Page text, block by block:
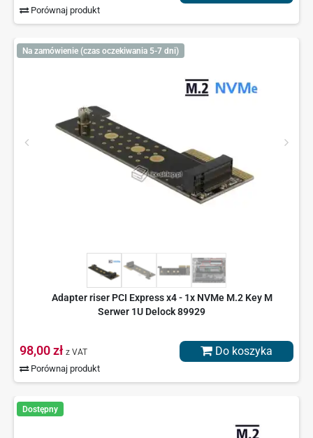
Porównaj produkt
Na zamówienie (czas oczekiwania 5-7 dni)
Adapter riser PCI Express x4 - 1x NVMe M.2 Key M
Serwer 1U Delock 89929
98,00 zł z VAT
Porównaj produkt
Do koszyka
Dostępny